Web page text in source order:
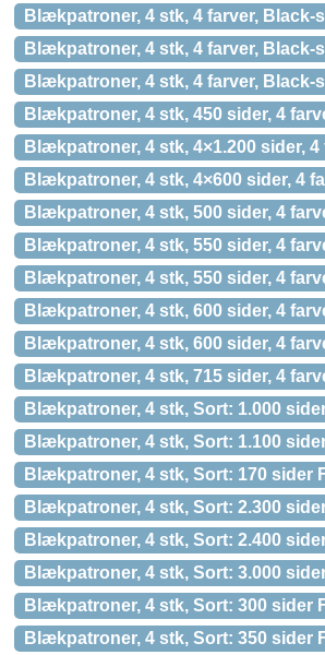
Blækpatroner, 4 stk, 4 farver, Black-
Blækpatroner, 4 stk, 4 farver, Black-
Blækpatroner, 4 stk, 4 farver, Black-
Blækpatroner, 4 stk, 450 sider, 4
Blækpatroner, 4 stk, 4×1.200 sider,
Blækpatroner, 4 stk, 4×600 sider, 4
Blækpatroner, 4 stk, 500 sider, 4
Blækpatroner, 4 stk, 550 sider, 4
Blækpatroner, 4 stk, 550 sider, 4
Blækpatroner, 4 stk, 600 sider, 4
Blækpatroner, 4 stk, 600 sider, 4
Blækpatroner, 4 stk, 715 sider, 4
Blækpatroner, 4 stk, Sort: 1.000
Blækpatroner, 4 stk, Sort: 1.100
Blækpatroner, 4 stk, Sort: 170 sider
Blækpatroner, 4 stk, Sort: 2.300
Blækpatroner, 4 stk, Sort: 2.400
Blækpatroner, 4 stk, Sort: 3.000
Blækpatroner, 4 stk, Sort: 300 sider
Blækpatroner, 4 stk, Sort: 350 sider